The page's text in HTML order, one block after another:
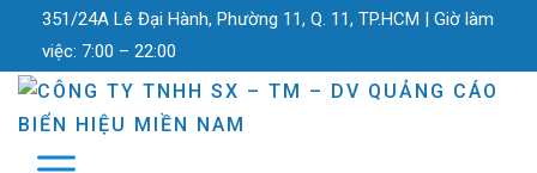
351/24A Lê Đại Hành, Phường 11, Q. 11, TP.HCM | Giờ làm
việc: 7:00 – 22:00